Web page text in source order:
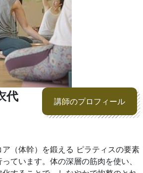
代 講師のプロフィール
（体幹）を鍛える ピラティスの要素
ています。体の深層の筋肉を使い、